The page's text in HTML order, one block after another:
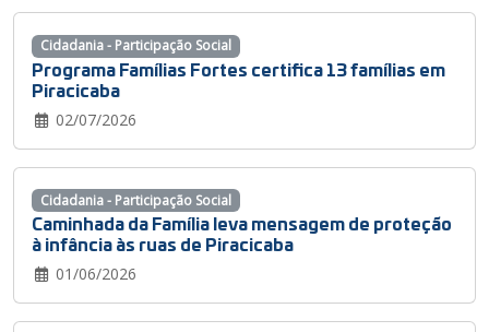
Programa Famílias Fortes certifica 13 famílias em
Piracicaba
02/07/2026
Cidadania - Participação Social
Caminhada da Família leva mensagem de proteção
à infância às ruas de Piracicaba
01/06/2026
Cidadania - Participação Social